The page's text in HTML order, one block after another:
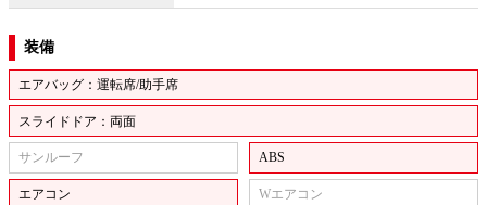
装備
エアバッグ：運転席/助手席
スライドドア：両面
サンルーフ ABS
エアコン Wエアコン